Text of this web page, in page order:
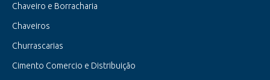
Chaveiro e Borracharia
Chaveiros
Churrascarias
Cimento Comercio e Distribuição